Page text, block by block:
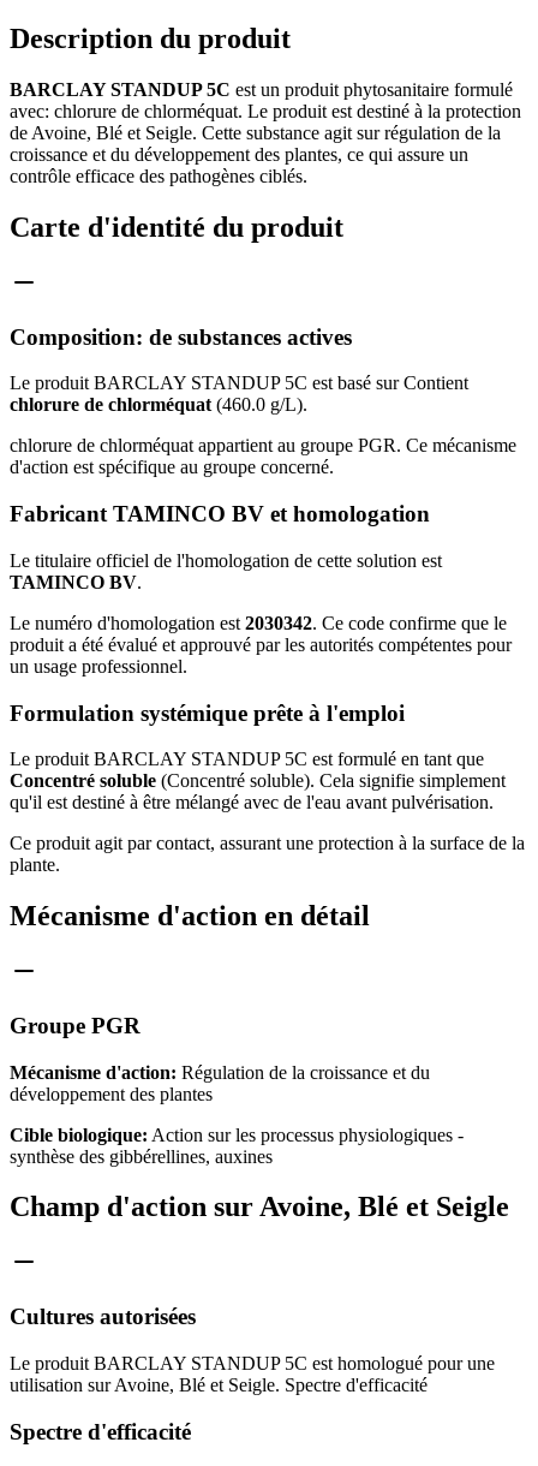
Description du produit
BARCLAY STANDUP 5C est un produit phytosanitaire formulé
avec: chlorure de chlorméquat. Le produit est destiné à la protection
de Avoine, Blé et Seigle. Cette substance agit sur régulation de la
croissance et du développement des plantes, ce qui assure un
contrôle efficace des pathogènes ciblés.
Carte d'identité du produit
Composition: de substances actives
Le produit BARCLAY STANDUP 5C est basé sur Contient
chlorure de chlorméquat(460.0 g/L).
chlorure de chlorméquat appartient au groupe PGR. Ce mécanisme
d'action est spécifique au groupe concerné.
Fabricant TAMINCO BV et homologation
Le titulaire officiel de l'homologation de cette solution est
TAMINCO BV.
Le numéro d'homologation est 2030342. Ce code confirme que le
produit a été évalué et approuvé par les autorités compétentes pour
un usage professionnel.
Formulation systémique prête à l'emploi
Le produit BARCLAY STANDUP 5C est formulé en tant que
Concentré soluble (Concentré soluble). Cela signifie simplement
qu'il est destiné à être mélangé avec de l'eau avant pulvérisation.
Ce produit agit par contact, assurant une protection à la surface de la
plante.
Mécanisme d'action en détail
Groupe PGR
Mécanisme d'action: Régulation de la croissance et du
développement des plantes
Cible biologique: Action sur les processus physiologiques -
synthèse des gibbérellines, auxines
Champ d'action sur Avoine, Blé et Seigle
Cultures autorisées
Le produit BARCLAY STANDUP 5C est homologué pour une
utilisation sur Avoine, Blé et Seigle. Spectre d'efficacité
Spectre d'efficacité